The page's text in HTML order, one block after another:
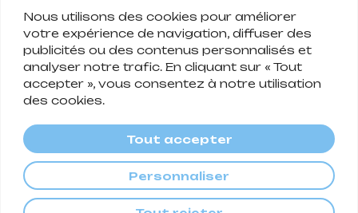
Nous utilisons des cookies pour améliorer
votre expérience de navigation, diffuser des
publicités ou des contenus personnalisés et
analyser notre trafic. En cliquant sur « Tout
accepter », vous consentez à notre utilisation
des cookies.
Personnaliser
Tout accepter
Suivez-nous